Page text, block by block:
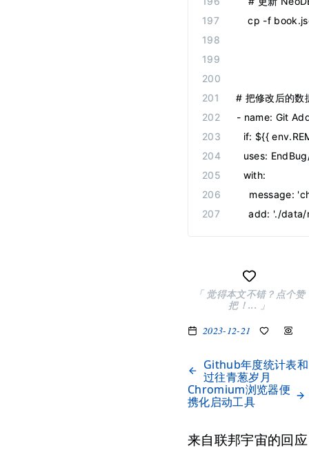
cp -f
# 把修改后的数
- name: Git
  if
: ${{
  uses
:
  with
:
    message
: '
    add
: './data/
「 觉得本文不错？点个赞
把！... 」
2023-12-21
Github年度统计表和
过往青葱岁月
Chromium浏览器便
携化启动工具
来自联邦宇宙的回应